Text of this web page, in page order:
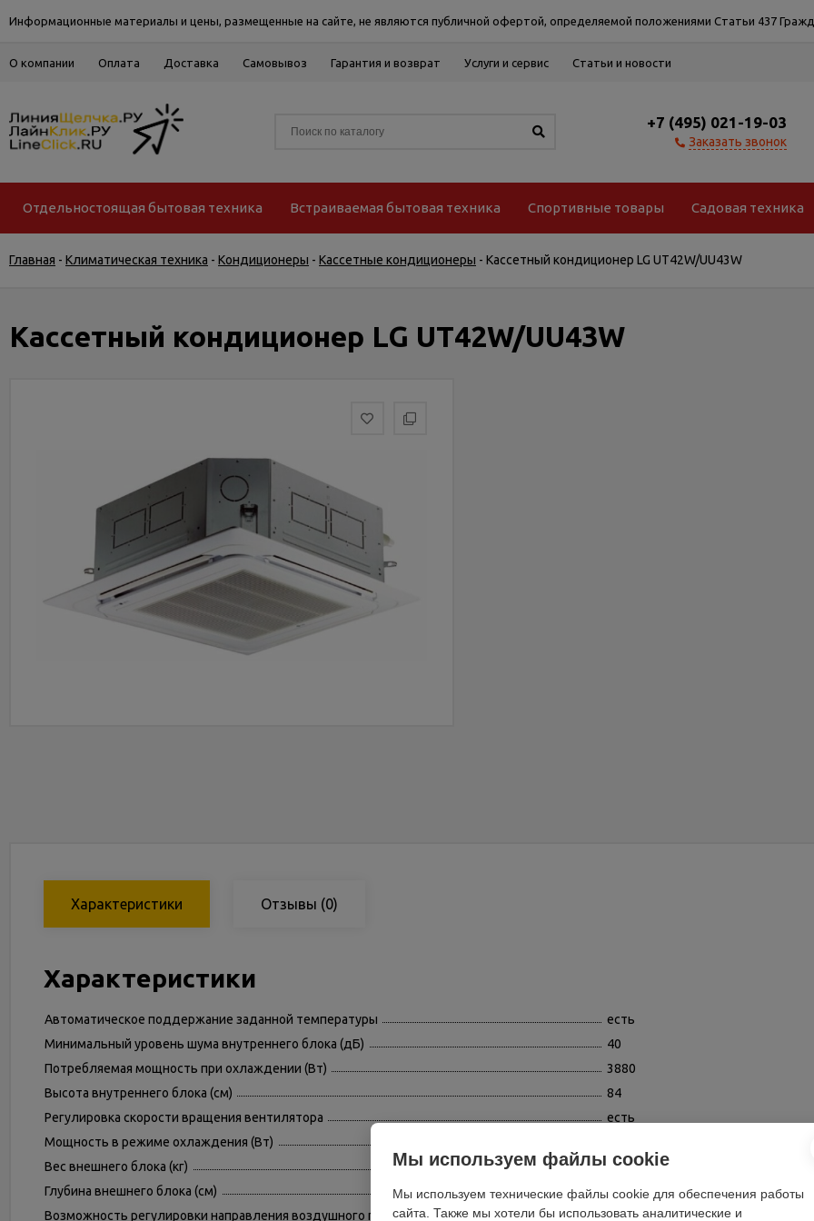
Информационные материалы и цены, размещенные на сайте, не являются публичной офертой, определяемой положениями Статьи 437
О компании Оплата Доставка Самовывоз Гарантия и возврат Услуги и сервис Статьи и новости
+7 (495) 021-19-03
Заказать звонок
Отдельностоящая бытовая техника Встраиваемая бытовая техника Спортивные товары Садовая техника
Главная - Климатическая техника - Кондиционеры - Кассетные кондиционеры - Кассетный кондиционер LG UT42W/UU43W
Кассетный кондиционер LG UT42W/UU43W
Характеристики Отзывы (0)
Характеристики
Автоматическое поддержание заданной температуры
есть
Минимальный уровень шума внутреннего блока (дБ)
40
Потребляемая мощность при охлаждении (Вт)
3880
Высота внутреннего блока (см)
84
Регулировка скорости вращения вентилятора
есть
Мощность в режиме охлаждения (Вт)
Вес внешнего блока (кг)
96
Глубина внешнего блока (см)
33
Возможность регулировки направления воздушного потока
есть
Мы используем файлы cookie
Мы используем технические файлы cookie для обеспечения работы
сайта. Также мы хотели бы использовать аналитические и